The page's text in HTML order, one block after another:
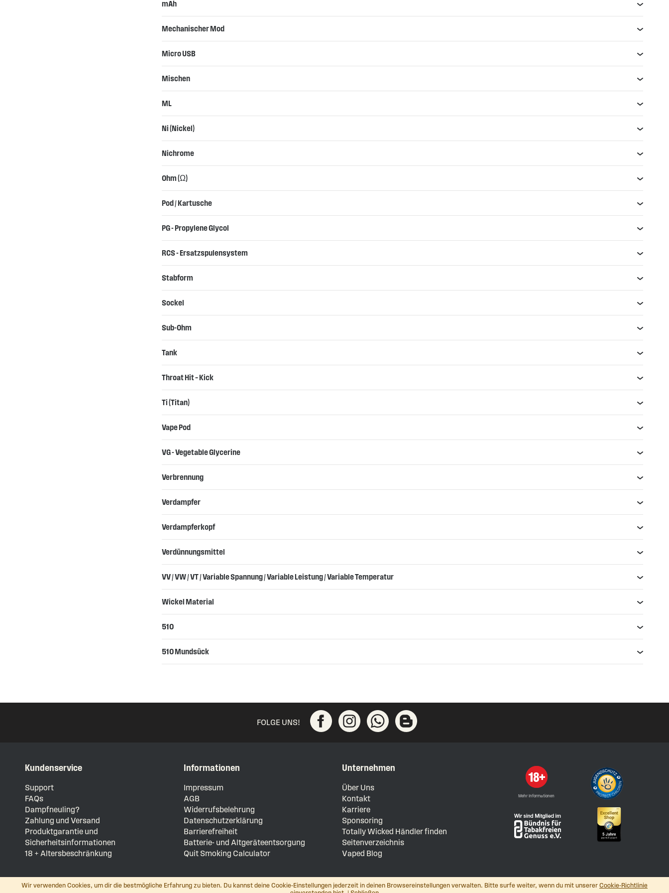
Wir verwenden Cookies, um dir die bestmögliche Erfahrung zu bieten. Du kannst deine Cookie-Einstellungen jederzeit in deinen Browsereinstellungen verwalten. Bitte surfe weiter, wenn du mit unserer Cookie-Richtlinie
mAh
Mechanischer Mod
Micro USB
Mischen
ML
Ni (Nickel)
Nichrome
Ohm (Ω)
Pod / Kartusche
PG - Propylene Glycol
RCS - Ersatzspulensystem
Stabform
Sockel
Sub-Ohm
Tank
Throat Hit – Kick
Ti (Titan)
Vape Pod
VG - Vegetable Glycerine
Verbrennung
Verdampfer
Verdampferkopf
Verdünnungsmittel
VV / VW / VT / Variable Spannung / Variable Leistung / Variable Temperatur
Wickel Material
510
510 Mundsück
FOLGE UNS!
Kundenservice
Support
FAQs
Dampfneuling?
Zahlung und Versand
Produktgarantie und
Sicherheitsinformationen
18 + Altersbeschränkung
Informationen
Impressum
AGB
Widerrufsbelehrung
Datenschutzerklärung
Barrierefreiheit
Batterie- und Altgeräteentsorgung
Quit Smoking Calculator
Unternehmen
Über Uns
Kontakt
Karriere
Sponsoring
Totally Wicked Händler finden
Seitenverzeichnis
Vaped Blog
Mehr Informationen